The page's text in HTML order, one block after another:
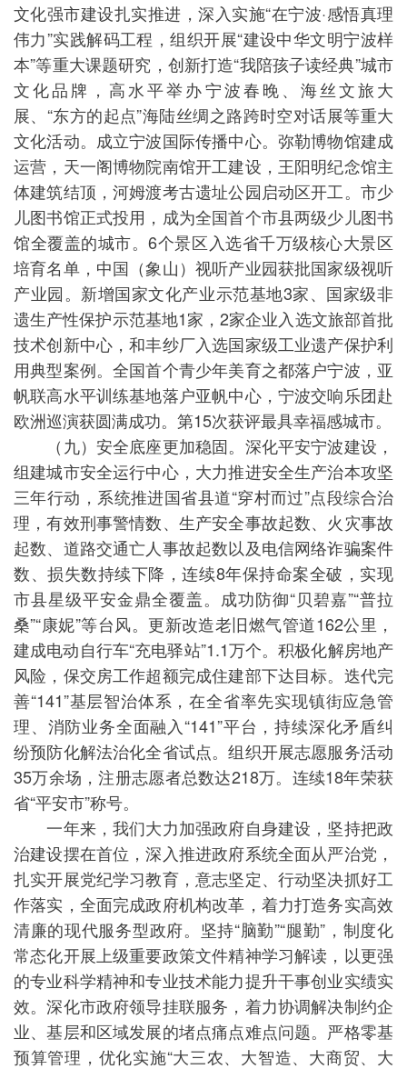
文化强市建设扎实推进，深入实施“在宁波·感悟真理
伟力”实践解码工程，组织开展“建设中华文明宁波样
本”等重大课题研究，创新打造“我陪孩子读经典”城市
文化品牌，高水平举办宁波春晚、海丝文旅大
展、“东方的起点”海陆丝绸之路跨时空对话展等重大
文化活动。成立宁波国际传播中心。弥勒博物馆建成
运营，天一阁博物院南馆开工建设，王阳明纪念馆主
体建筑结顶，河姆渡考古遗址公园启动区开工。市少
儿图书馆正式投用，成为全国首个市县两级少儿图书
馆全覆盖的城市。6个景区入选省千万级核心大景区
培育名单，中国（象山）视听产业园获批国家级视听
产业园。新增国家文化产业示范基地3家、国家级非
遗生产性保护示范基地1家，2家企业入选文旅部首批
技术创新中心，和丰纱厂入选国家级工业遗产保护利
用典型案例。全国首个青少年美育之都落户宁波，亚
帆联高水平训练基地落户亚帆中心，宁波交响乐团赴
欧洲巡演获圆满成功。第15次获评最具幸福感城市。
（九）安全底座更加稳固。深化平安宁波建设，
组建城市安全运行中心，大力推进安全生产治本攻坚
三年行动，系统推进国省县道“穿村而过”点段综合治
理，有效刑事警情数、生产安全事故起数、火灾事故
起数、道路交通亡人事故起数以及电信网络诈骗案件
数、损失数持续下降，连续8年保持命案全破，实现
市县星级平安金鼎全覆盖。成功防御“贝碧嘉”“普拉
桑”“康妮”等台风。更新改造老旧燃气管道162公里，
建成电动自行车“充电驿站”1.1万个。积极化解房地产
风险，保交房工作超额完成住建部下达目标。迭代完
善“141”基层智治体系，在全省率先实现镇街应急管
理、消防业务全面融入“141”平台，持续深化矛盾纠
纷预防化解法治化全省试点。组织开展志愿服务活动
35万余场，注册志愿者总数达218万。连续18年荣获
省“平安市”称号。
一年来，我们大力加强政府自身建设，坚持把政
治建设摆在首位，深入推进政府系统全面从严治党，
扎实开展党纪学习教育，意志坚定、行动坚决抓好工
作落实，全面完成政府机构改革，着力打造务实高效
清廉的现代服务型政府。坚持“脑勤”“腿勤”，制度化
常态化开展上级重要政策文件精神学习解读，以更强
的专业科学精神和专业技术能力提升干事创业实绩实
效。深化市政府领导挂联服务，着力协调解决制约企
业、基层和区域发展的堵点痛点难点问题。严格零基
预算管理，优化实施“大三农、大智造、大商贸、大